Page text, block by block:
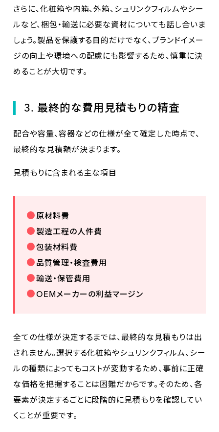
さらに、化粧箱や内箱、外箱、シュリンクフィルムやシー
ルなど、梱包・輸送に必要な資材についても話し合いま
しょう。製品を保護する目的だけでなく、ブランドイメー
ジの向上や環境への配慮にも影響するため、慎重に決
めることが大切です。
3. 最終的な費用見積もりの精査
配合や容量、容器などの仕様が全て確定した時点で、
最終的な見積額が決まります。
見積もりに含まれる主な項目
原材料費
製造工程の人件費
包装材料費
品質管理・検査費用
輸送・保管費用
OEMメーカーの利益マージン
全ての仕様が決定するまでは、最終的な見積もりは出
されません。選択する化粧箱やシュリンクフィルム、シー
ルの種類によってもコストが変動するため、事前に正確
な価格を把握することは困難だからです。そのため、各
要素が決定するごとに段階的に見積もりを確認してい
くことが重要です。